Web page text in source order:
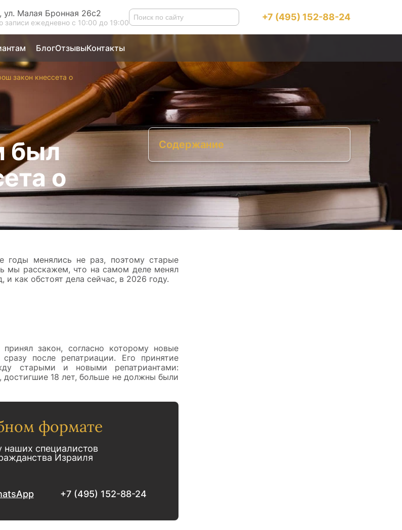
ул. Малая Бронная 26с2
записи ежедневно с 10:00 до 19:00 +7 (495) 152-88-24
БлогОтзывыКонтакты
закон кнессета о
был
о
Содержание
Что изменилось
Как получить Даркон, не проживая в
Израиле
Что это значит для вас
Могут ли отнять Даркон
годы менялись не раз, поэтому старые
мы расскажем, что на самом деле менял
и как обстоят дела сейчас, в 2026 году.
закон, согласно которому новые
после репатриации. Его принятие
старыми и новыми репатриантами:
, достигшие 18 лет, больше не должны были
формате
наших специалистов
Израиля
+7 (495) 152-88-24